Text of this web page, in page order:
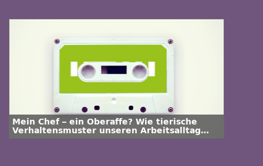
Mein Chef – ein Oberaffe? Wie tierische
Verhaltensmuster unseren Arbeitsalltag
prägen